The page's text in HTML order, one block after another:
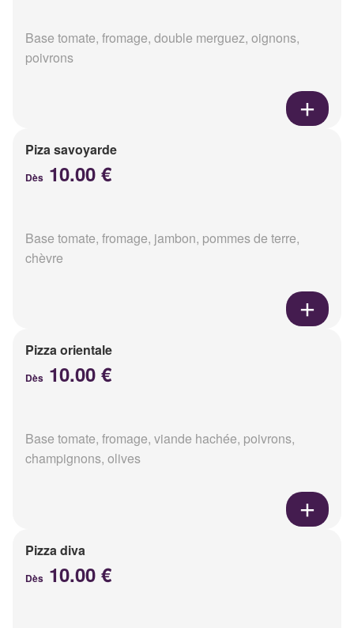
Base tomate, fromage, double merguez, oignons,
poivrons
Piza savoyarde
Dès 10.00 €
Base tomate, fromage, jambon, pommes de terre,
chèvre
Pizza orientale
Dès 10.00 €
Base tomate, fromage, viande hachée, poivrons,
champignons, olives
Pizza diva
Dès 10.00 €